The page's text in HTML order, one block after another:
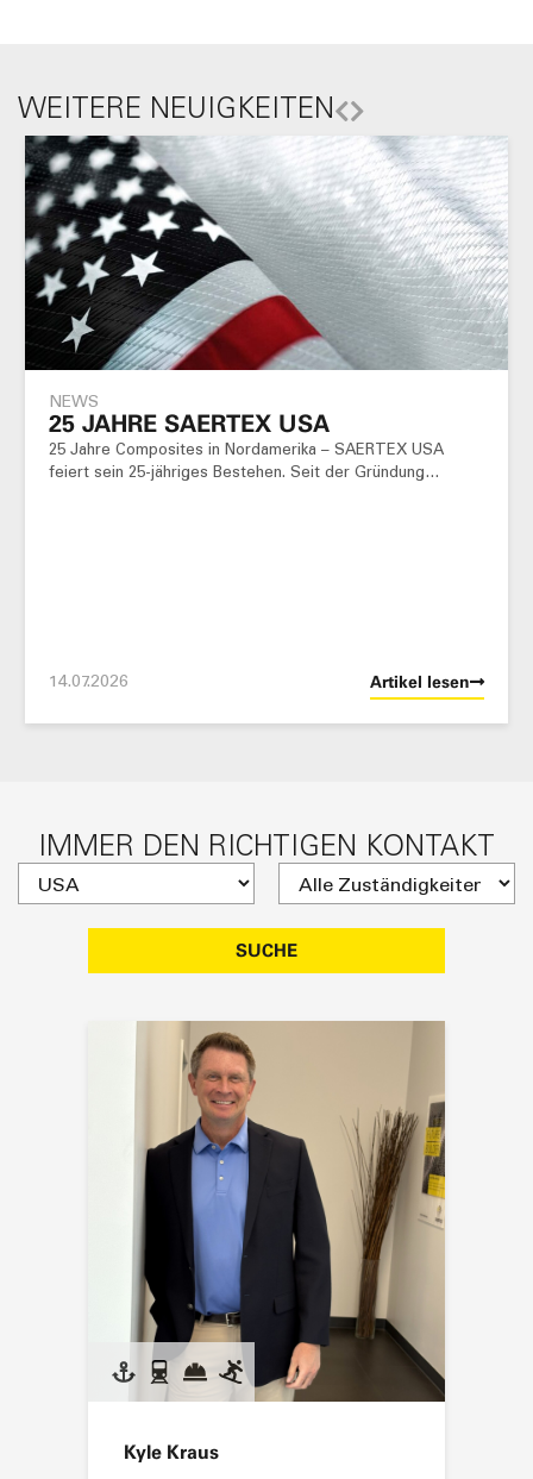
WEITERE NEUIGKEITEN
NEWS
25 JAHRE SAERTEX USA
25 Jahre Composites in Nordamerika – SAERTEX USA
feiert sein 25-jähriges Bestehen. Seit der Gründung…
14.07.2026 Artikel lesen
IMMER DEN RICHTIGEN KONTAKT
SUCHE
Kyle Kraus